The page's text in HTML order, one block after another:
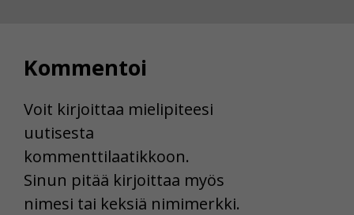
Kommentoi
Voit kirjoittaa mielipiteesi
uutisesta
kommenttilaatikkoon.
Sinun pitää kirjoittaa myös
nimesi tai keksiä nimimerkki.